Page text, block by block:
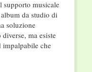
supporto musicale
da studio di
soluzione
ma esiste
che